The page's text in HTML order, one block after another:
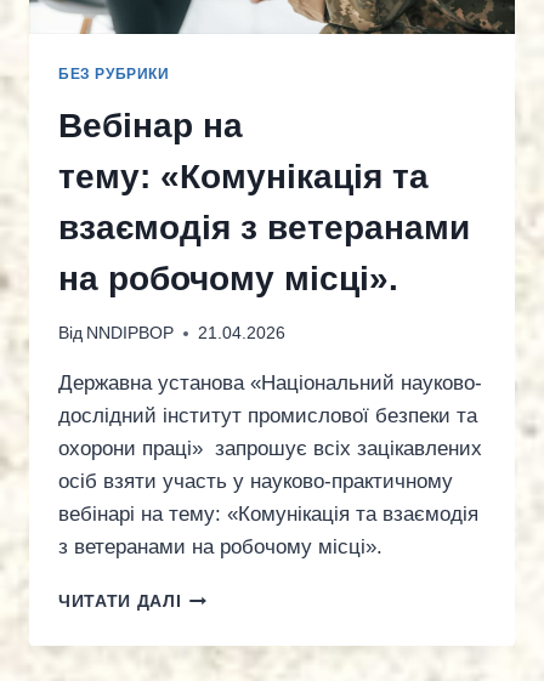
БЕЗ РУБРИКИ
Вебінар на
тему: «Комунікація та
взаємодія з ветеранами
на робочому місці».
Від NNDIPBOP 21.04.2026
Державна установа «Національний науково-
дослідний інститут промислової безпеки та
охорони праці» запрошує всіх зацікавлених
осіб взяти участь у науково-практичному
вебінарі на тему: «Комунікація та взаємодія
з ветеранами на робочому місці».
ЧИТАТИ ДАЛІ
ВЕБІНАР
ТЕМУ: «КОМУНІКАЦІЯ